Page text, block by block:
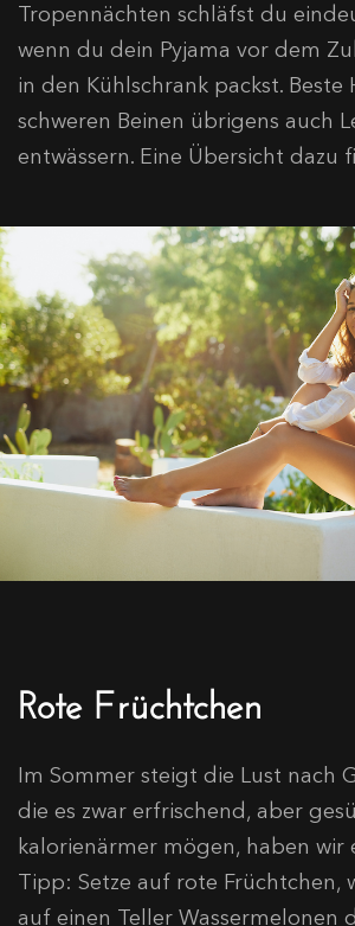
Tropennächten schläfst du
wenn du dein Pyjama vor dem
in den Kühlschrank packst. Beste
schweren Beinen übrigens auch
entwässern. Eine Übersicht dazu
Rote Früchtchen
Im Sommer steigt die Lust nach
die es zwar erfrischend, aber
kalorienärmer mögen, haben wir
Tipp: Setze auf rote Früchtchen,
auf einen Teller Wassermelonen